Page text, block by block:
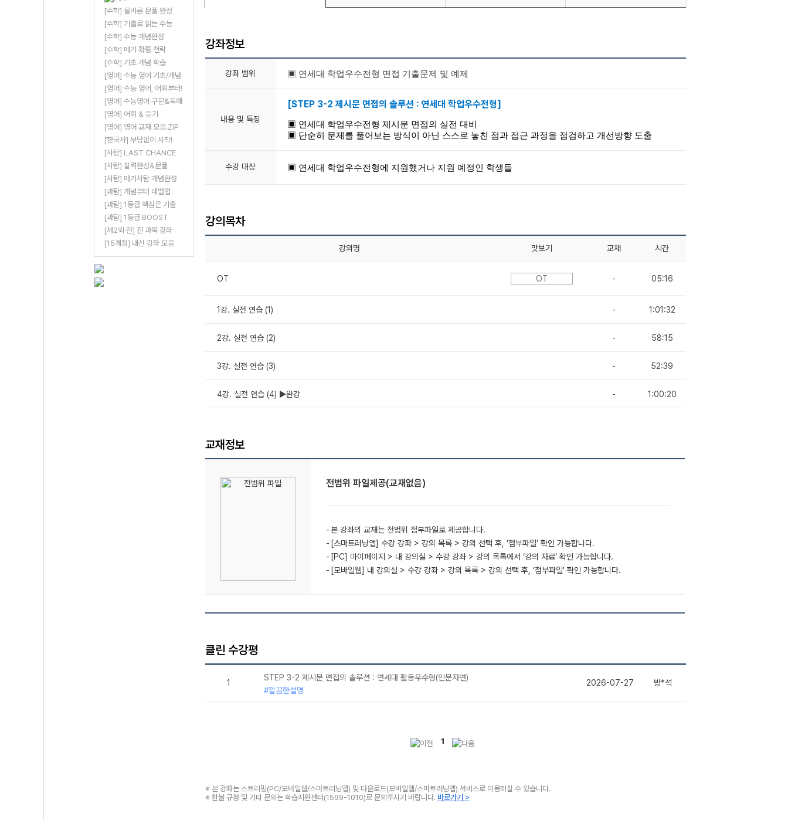
[수학] 올바른 문풀 완성
[수학] 기출로 읽는 수능
[수학] 수능 개념완성
[수학] 메가 확통 전략
[수학] 기초 개념 학습
[영어] 수능 영어 기초/개념
[영어] 수능 영어, 어휘부터!
[영어] 수능영어 구문&독해
[영어] 어휘 & 듣기
[영어] 영어 교재 모음.ZIP
[한국사] 부담없이 시작!
[사탐] LAST CHANCE
[사탐] 실력완성&문풀
[사탐] 메가사탐 개념완성
[과탐] 개념부터 레벨업
[과탐] 1등급 핵심은 기출
[과탐] 1등급 BOOST
[제2외·한] 전 과목 강좌
[15개정] 내신 강좌 모음
강좌정보
강좌 범위 ▣ 연세대 학업우수전형 면접 기출문제 및 예제
내용 및 특징
[STEP 3-2 제시문 면접의 솔루션 : 연세대 학업우수전형]
▣ 연세대 학업우수전형 제시문 면접의 실전 대비
▣ 단순히 문제를 풀어보는 방식이 아닌 스스로 놓친 점과 접근 과정을 점검하고 개선방향 도출
수강 대상 ▣ 연세대 학업우수전형에 지원했거나 지원 예정인 학생들
강의목차
강의명 맛보기 교재 시간
OT OT - 05:16
1강. 실전 연습 (1) - 1:01:32
2강. 실전 연습 (2) - 58:15
3강. 실전 연습 (3) - 52:39
4강. 실전 연습 (4) ▶완강 - 1:00:20
교재정보
전범위 파일제공(교재없음)
본 강좌의 교재는 전범위 첨부파일로 제공합니다.
[스마트러닝앱] 수강 강좌 > 강의 목록 > 강의 선택 후, ‘첨부파일’ 확인 가능합니다.
[PC] 마이페이지 > 내 강의실 > 수강 강좌 > 강의 목록에서 ‘강의 자료’ 확인 가능합니다.
[모바일웹] 내 강의실 > 수강 강좌 > 강의 목록 > 강의 선택 후, ‘첨부파일’ 확인 가능합니다.
클린 수강평
1
STEP 3-2 제시문 면접의 솔루션 : 연세대 활동우수형(인문자연)
#깔끔한설명
2026-07-27 방*석
1
※ 본 강좌는 스트리밍(PC/모바일웹/스마트러닝앱) 및 다운로드(모바일웹/스마트러닝앱) 서비스로 이용하실 수 있습니다.
※ 환불 규정 및 기타 문의는 학습지원센터(1599-1010)로 문의주시기 바랍니다. 바로가기 >